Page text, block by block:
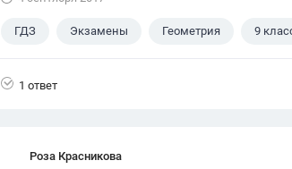
ГДЗ Экзамены Геометрия 9
1 ответ
Роза Красникова